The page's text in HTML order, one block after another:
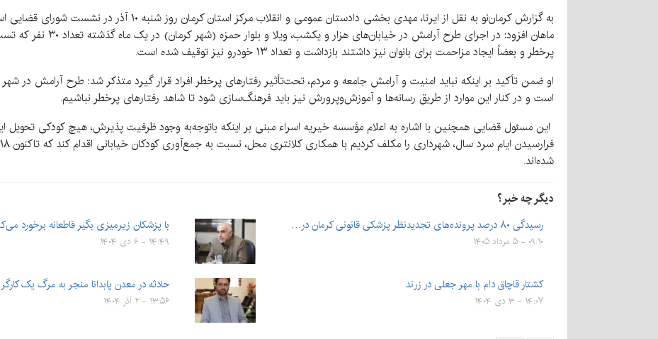
به گزارش کرمان‌نو به نقل از ایرنا، مهدی بخشی دادستان عمومی و
ماهان افزود: در اجرای طرح
پرخطر و بعضاً ایجاد مزاحمت برای بانوان نیز داشتند بازداشت و تعداد ۱۳ خودرو نیز توقیف شده است.
او ضمن تأکید بر اینکه نباید امنیت و آرامش جامعه و مردم، تحت‌تأثیر رفتارهای پرخطر افراد قرار گیرد متذکر شد: طرح آرامش در شهر
است و در کنار این موارد از طریق رسانه‌ها و آموزش‌وپرورش نیز باید فرهنگ‌سازی شود تا شاهد رفتارهای پرخطر نباشیم.
این مسئول قضایی همچنین با اشاره به اعلام مؤسسه خیریه اسراء مبنی بر اینکه باتوجه‌به وجود ظرفیت پذیرش، هیچ کودکی تحویل
شده‌اند.
دیگر چه خبر؟
رسیدگی ۸۰ درصد پرونده‌های تجدیدنظر پزشکی قانونی کرمان در…
۰۹:۱۰ - ۵ مرداد ۱۴۰۵
با پزشکان زیرمیزی بگیر قاطعانه برخورد
۱۴:۴۹ - ۶ دی ۱۴۰۴
کشتار قاچاق دام با مهر جعلی در زرند
۱۴:۰۷ - ۳ دی ۱۴۰۴
حادثه در معدن پابدانا منجر به مرگ یک
۱۳:۵۶ - ۲ آذر ۱۴۰۴